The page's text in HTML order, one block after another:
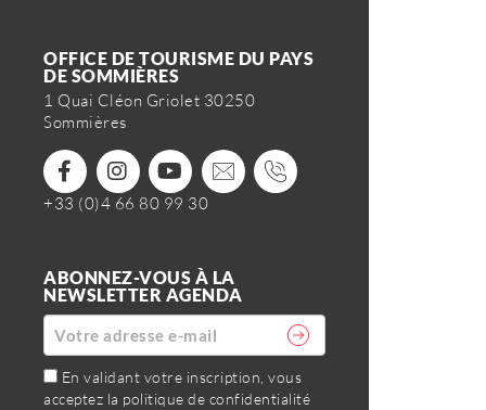
OFFICE DE TOURISME DU PAYS
DE SOMMIÈRES
1 Quai Cléon Griolet 30250
Sommières
+33 (0)4 66 80 99 30
ABONNEZ-VOUS À LA
NEWSLETTER AGENDA
En validant votre inscription, vous
acceptez la politique de confidentialité